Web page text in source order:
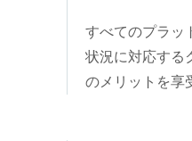
すべてのプラッ
状況に対応する
のメリットを享